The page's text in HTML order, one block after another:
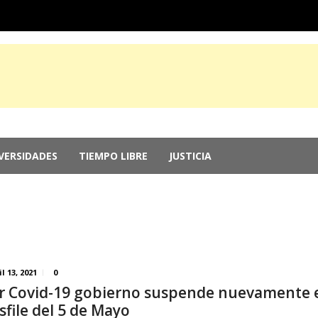
TIEMPO LIBRE JUSTICIA
en Gaza
Más de 250 medallas y busca récord...
del chef Anthony Bourdain
13, 2021 0
Covid-19 gobierno suspende nuevamente
del 5 de Mayo